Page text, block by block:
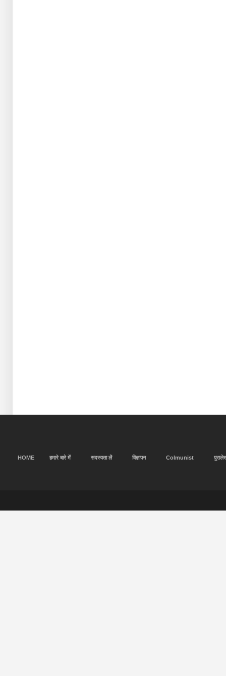
HOME हमारे बारे में सदस्यता लें विज्ञापन Colmunist